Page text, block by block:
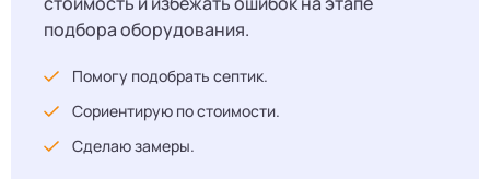
подбора оборудования.
Помогу подобрать септик.
Сориентирую по стоимости.
Сделаю замеры.